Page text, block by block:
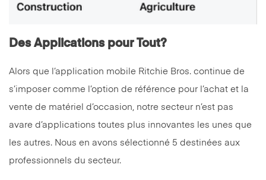
Des Applications pour Tout?
Alors que l’application mobile Ritchie Bros. continue de
s’imposer comme l’option de référence pour l’achat et la
vente de matériel d’occasion, notre secteur n’est pas
avare d’applications toutes plus innovantes les unes que
les autres. Nous en avons sélectionné 5 destinées aux
professionnels du secteur.